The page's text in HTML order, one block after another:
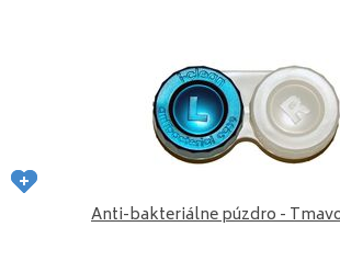
Anti-bakteriálne púzdro -